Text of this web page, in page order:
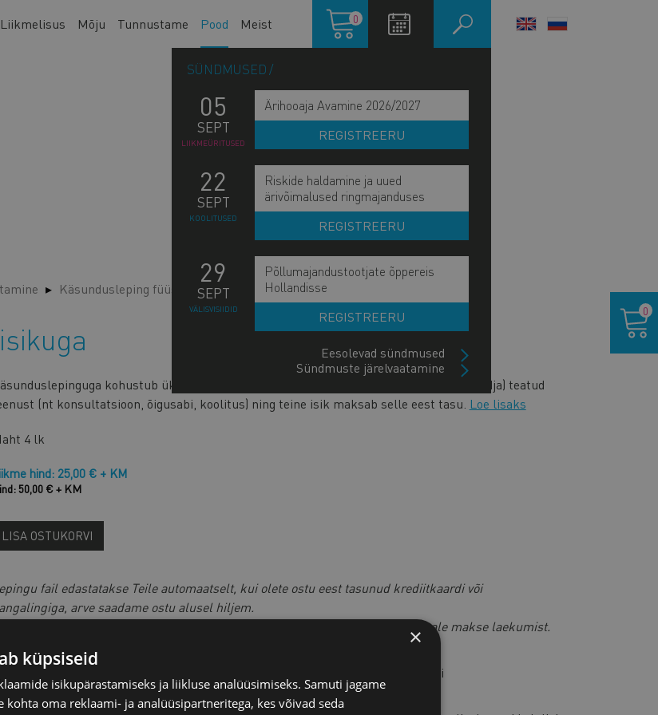
Liikmelisus Mõju Tunnustame Pood Meist
Ostukorv
0
SÜNDMUSED
05
SEPT
LIIKMEÜRITUSED
Ärihooaja Avamine 2026/2027
REGISTREERU
22
SEPT
KOOLITUSED
Riskide haldamine ja uued
ärivõimalused ringmajanduses
REGISTREERU
29
SEPT
VÄLISVISIIDID
Põllumajandustootjate õppereis
Hollandisse
REGISTREERU
Eesolevad sündmused
Sündmuste järelvaatamine
LANGUAGE
Käsundusleping füüsilise isikuga
kohustub üks isik (käsundisaaja) osutama teisele isikule (käsundiandja) teatud
(nt konsultatsioon, õigusabi, koolitus) ning teine isik maksab selle eest tasu. Loe lisaks
4 lk
hind: 25,00 € + KM
50,00 € + KM
LISA OSTUKORVI
fail edastatakse Teile automaatselt, kui olete ostu eest tasunud krediitkaardi või
arve saadame ostu alusel hiljem.
siis saadame faili peale makse laekumist.
Kui soovid teha lepingus muudatusi, siis võta ühendust meie juristiga e-posti
aadressiljuristid@koda.ee
0
×
küpsiseid
isikupärastamiseks ja liikluse analüüsimiseks. Samuti jagame
kohta oma reklaami- ja analüüsipartneritega, kes võivad seda